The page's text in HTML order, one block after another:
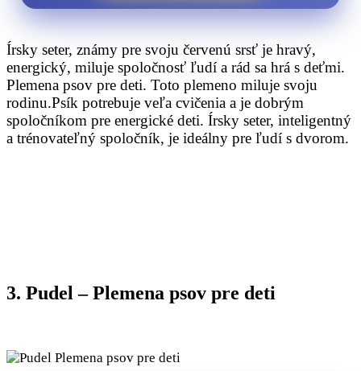
Írsky seter, známy pre svoju červenú srsť je hravý,
energický, miluje spoločnosť ľudí a rád sa hrá s deťmi.
Plemena psov pre deti. Toto plemeno miluje svoju
rodinu.Psík potrebuje veľa cvičenia a je dobrým
spoločníkom pre energické deti. Írsky seter, inteligentný
a trénovateľný spoločník, je ideálny pre ľudí s dvorom.
3. Pudel – Plemena psov pre deti